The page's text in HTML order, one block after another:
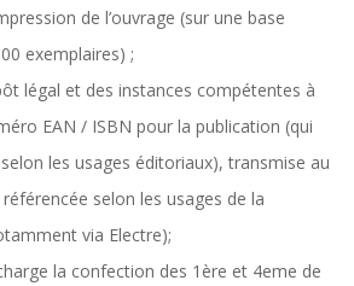
de l’ouvrage (sur une base
exemplaires) ;
légal et des instances compétentes à
EAN / ISBN pour la publication (qui
les usages éditoriaux), transmise au
selon les usages de la
via Electre);
la confection des 1ère et 4eme de